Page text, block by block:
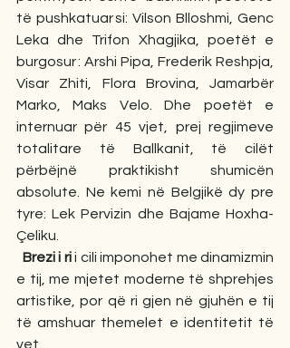
të pushkatuar si: Vilson Blloshmi, Genc
Leka dhe Trifon Xhagjika, poetët e
burgosur : Arshi Pipa, Frederik Reshpja,
Visar Zhiti, Flora Brovina, Jamarbër
Marko, Maks Velo. Dhe poetët e
internuar për 45 vjet, prej regjimeve
totalitare të Ballkanit, të cilët
përbëjnë praktikisht shumicën
absolute. Ne kemi në Belgjikë dy pre
tyre: Lek Pervizin dhe Bajame Hoxha-
Çeliku.
Brezi i ri i cili imponohet me dinamizmin
e tij, me mjetet moderne të shprehjes
artistike, por që ri gjen në gjuhën e tij
të amshuar themelet e identitetit të
vet.